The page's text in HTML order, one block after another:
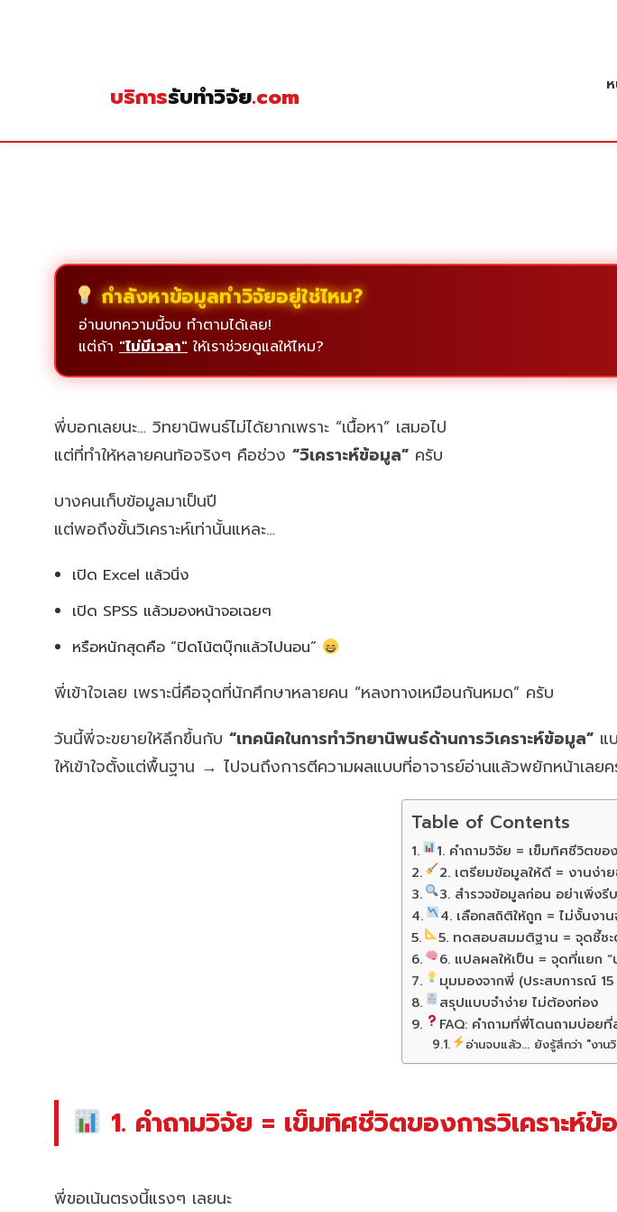
บริการรับทำวิจัย.com
กำลังหาข้อมูลทำวิจัยอยู่ใช่ไหม?
อ่านบทความนี้จบ ทำตามได้เลย!
แต่ถ้า "ไม่มีเวลา" ให้เราช่วยดูแลให้ไหม?
พี่บอกเลยนะ… วิทยานิพนธ์ไม่ได้ยากเพราะ “เนื้อหา” เสมอไป
แต่ที่ทำให้หลายคนท้อจริงๆ คือช่วง “วิเคราะห์ข้อมูล” ครับ
บางคนเก็บข้อมูลมาเป็นปี
แต่พอถึงขั้นวิเคราะห์เท่านั้นแหละ…
เปิด Excel แล้วนิ่ง
เปิด SPSS แล้วมองหน้าจอเฉยๆ
หรือหนักสุดคือ “ปิดโน้ตบุ๊กแล้วไปนอน”
พี่เข้าใจเลย เพราะนี่คือจุดที่นักศึกษาหลายคน “หลงทางเหมือนกันหมด” ครับ
วันนี้พี่จะขยายให้ลึกขึ้นกับ “เทคนิคในการทำวิทยานิพนธ์ด้านการวิเคราะห์ข้อมูล” แ
ให้เข้าใจตั้งแต่พื้นฐาน → ไปจนถึงการตีความผลแบบที่อาจารย์อ่านแล้วพยักหน้าเลย
Table of Contents
1. คำถามวิจัย = เข็มทิศชีวิตขอ
2. เตรียมข้อมูลให้ดี = งานง่า
3. สำรวจข้อมูลก่อน อย่าเพิ่ง
4. เลือกสถิติให้ถูก = ไม่งั้นงา
5. ทดสอบสมมติฐาน = จุดชี้ช
6. แปลผลให้เป็น = จุดที่แยก
มุมมองจากพี่ (ประสบการณ์
สรุปแบบจำง่าย ไม่ต้องท่อง
FAQ: คำถามที่พี่โดนถามบ่อย
อ่านจบแล้ว... ยังรู้สึกว่า "งาน
1. คำถามวิจัย = เข็มทิศชีวิตของการวิเคราะห์
พี่ขอเน้นตรงนี้แรงๆ เลยนะ